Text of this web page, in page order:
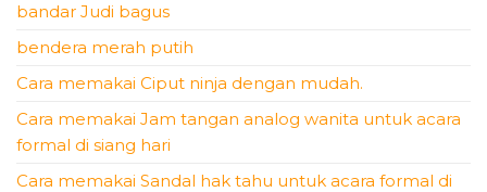
bandar Judi bagus
bendera merah putih
Cara memakai Ciput ninja dengan mudah.
Cara memakai Jam tangan analog wanita untuk acara
formal di siang hari
Cara memakai Sandal hak tahu untuk acara formal di